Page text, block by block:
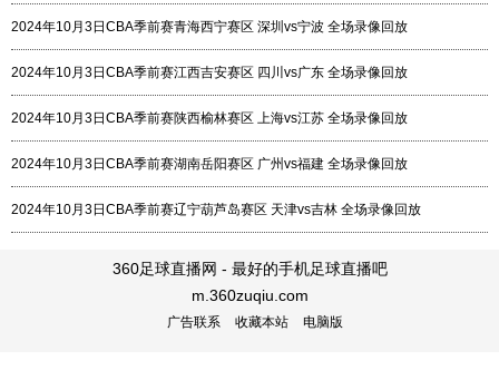
2024年10月3日CBA季前赛青海西宁赛区 深圳vs宁波 全场录像回放
2024年10月3日CBA季前赛江西吉安赛区 四川vs广东 全场录像回放
2024年10月3日CBA季前赛陕西榆林赛区 上海vs江苏 全场录像回放
2024年10月3日CBA季前赛湖南岳阳赛区 广州vs福建 全场录像回放
2024年10月3日CBA季前赛辽宁葫芦岛赛区 天津vs吉林 全场录像回放
360足球直播网 - 最好的手机足球直播吧
m.360zuqiu.com
广告联系 收藏本站 电脑版